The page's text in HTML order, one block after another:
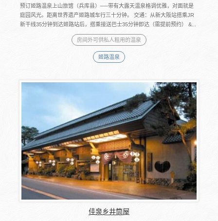
预订姬路温泉上山旅馆（兵库县）──带有大露天温泉格调优雅，对面就是
庭园风光。距离世界遗产姬路城车行三十分钟。 交通：从新大阪站搭乘JR
新干线35分钟到达姬路站后，搭乘接送巴士35分钟即达（需提前预约） &...
房间外可供私人租用的温泉
姬路温泉
佳泉乡井筒屋